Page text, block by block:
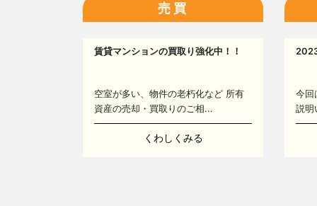
売買
賃貸マンションの買取り強化中！！
空室が多い、物件の老朽化など 所有
資産の売却・買取りのご相...
くわしくみる
今回
説明